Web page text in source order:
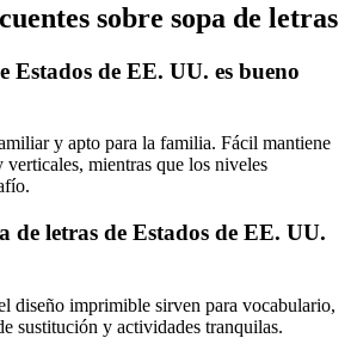
sobre sopa de letras
Estados de EE. UU. es bueno
y apto para la familia. Fácil mantiene
verticales, mientras que los niveles
de letras de Estados de EE. UU.
diseño imprimible sirven para vocabulario,
sustitución y actividades tranquilas.